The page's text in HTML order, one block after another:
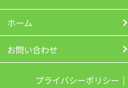
ホーム
お問い合わせ
プライバシーポリシー